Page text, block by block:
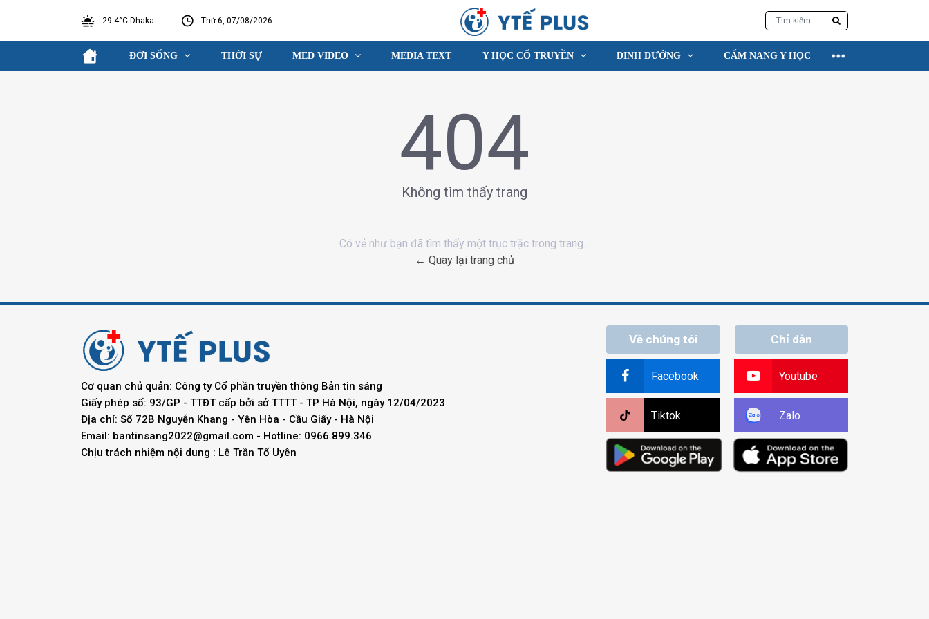
29.4°C Dhaka Thứ 6, 07/08/2026
ĐỜI SỐNG THỜI SỰ MED VIDEO MEDIA TEXT Y HỌC CỔ TRUYỀN DINH DƯỠNG CẨM NANG Y HỌC
404
Không tìm thấy trang
Có vẻ như bạn đã tìm thấy một trục trặc trong trang...
← Quay lại trang chủ
Cơ quan chủ quản: Công ty Cổ phần truyền thông Bản tin sáng
Giấy phép số: 93/GP - TTĐT cấp bởi sở TTTT - TP Hà Nội, ngày 12/04/2023
Địa chỉ: Số 72B Nguyễn Khang - Yên Hòa - Cầu Giấy - Hà Nội
Email: bantinsang2022@gmail.com - Hotline: 0966.899.346
Chịu trách nhiệm nội dung : Lê Trần Tố Uyên
Về chúng tôi Chỉ dẫn
Facebook Youtube
Tiktok Zalo